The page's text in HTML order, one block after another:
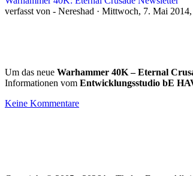
verfasst von - Nereshad · Mittwoch, 7. Mai
Um das neue Warhammer 40K – Eternal
Informationen vom Entwicklungsstudio bE
Keine Kommentare